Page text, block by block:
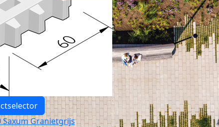
Saxum Granietgrijs